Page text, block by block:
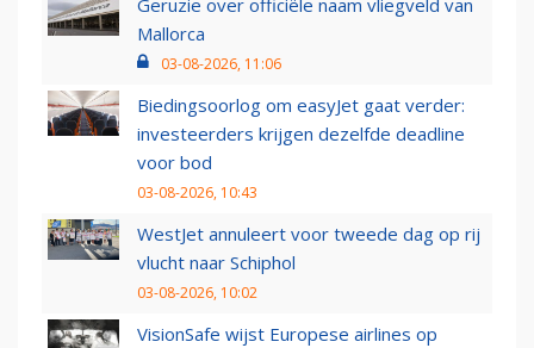
Geruzie over officiële naam vliegveld van
Mallorca
03-08-2026, 11:06
Biedingsoorlog om easyJet gaat verder:
investeerders krijgen dezelfde deadline
voor bod
03-08-2026, 10:43
WestJet annuleert voor tweede dag op rij
vlucht naar Schiphol
03-08-2026, 10:02
VisionSafe wijst Europese airlines op